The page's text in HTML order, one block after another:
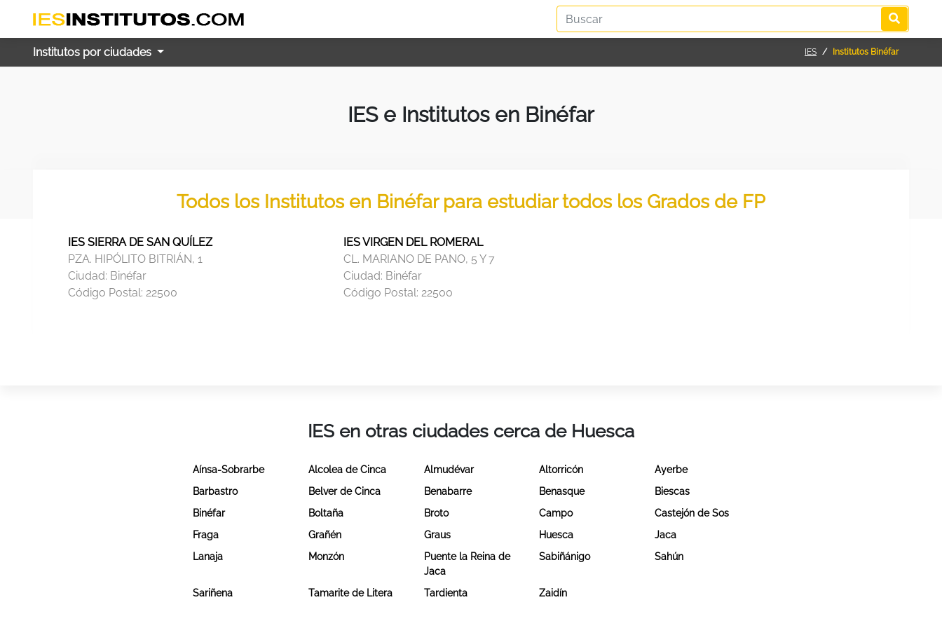
Institutos por ciudades IES Institutos Binéfar
IES e Institutos en Binéfar
Todos los Institutos en Binéfar para estudiar todos los Grados de FP
IES SIERRA DE SAN QUÍLEZ
PZA. HIPÓLITO BITRIÁN, 1
Ciudad: Binéfar
Código Postal: 22500
IES VIRGEN DEL ROMERAL
CL. MARIANO DE PANO, 5 Y 7
Ciudad: Binéfar
Código Postal:22500
IES en otras ciudades cerca de Huesca
Aínsa-Sobrarbe Alcolea de Cinca Almudévar Altorricón
Ayerbe
Barbastro
Belver de Cinca Benabarre Benasque
Biescas
Binéfar
Boltaña Broto Campo
Castejón de Sos
Fraga
Grañén Graus Huesca
Jaca
Lanaja
Monzón
Puente la Reina de
Jaca
Sabiñánigo Sahún
Sariñena Tamarite de Litera Tardienta Zaidín